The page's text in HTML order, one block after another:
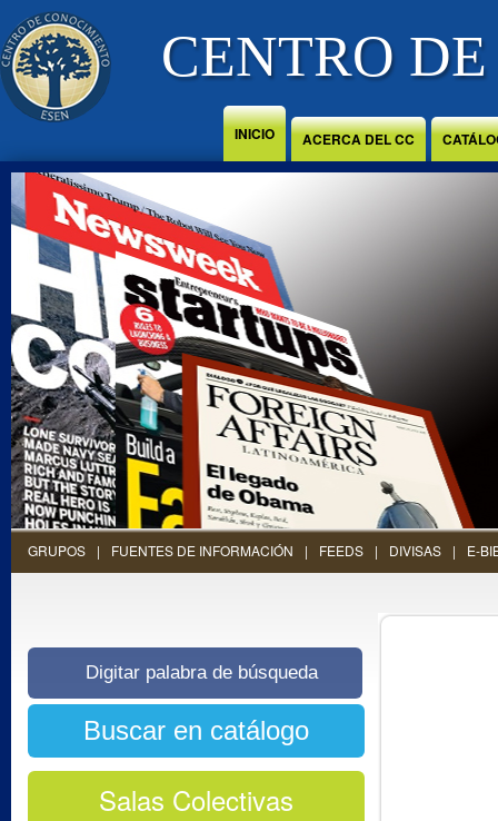
Jump to Content
CENTRO
INICIO ACERCA DEL CC
GRUPOS FUENTES DE INFORMACIÓN FEEDS DIVISAS E-
Salas Colectivas